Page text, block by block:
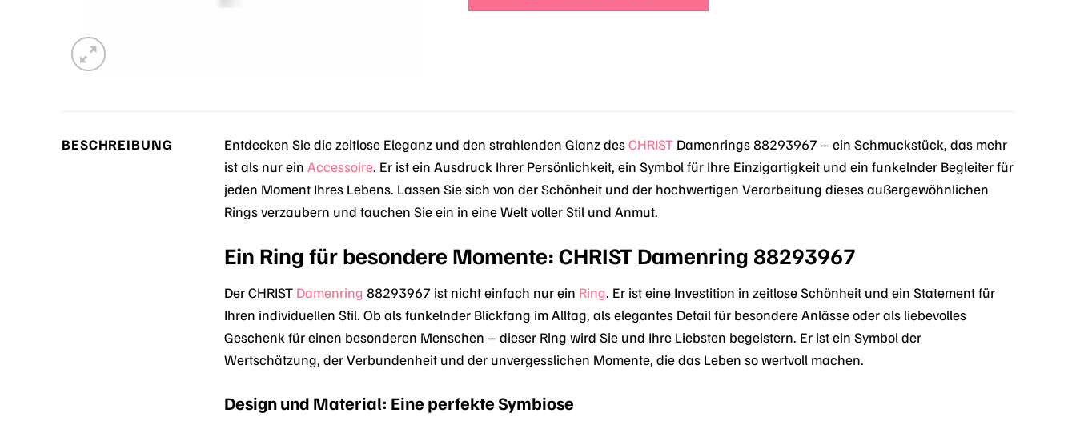
BESCHREIBUNG Entdecken Sie die zeitlose Eleganz und den strahlenden Glanz desCHRIST Damenrings 88293967 – ein Schmuckstück, das mehr
ist als nur einAccessoire. Er ist ein Ausdruck Ihrer Persönlichkeit, ein Symbol für Ihre Einzigartigkeit und ein funkelnder Begleiter für
jeden Moment Ihres Lebens. Lassen Sie sich von der Schönheit und der hochwertigen Verarbeitung dieses außergewöhnlichen
Rings verzaubern und tauchen Sie ein in eine Welt voller Stil und Anmut.
Ein Ring für besondere Momente: CHRIST Damenring 88293967
Der CHRIST Damenring 88293967 ist nicht einfach nur ein Ring. Er ist eine Investition in zeitlose Schönheit und ein Statement für
Ihren individuellen Stil. Ob als funkelnder Blickfang im Alltag, als elegantes Detail für besondere Anlässe oder als liebevolles
Geschenk für einen besonderen Menschen – dieser Ring wird Sie und Ihre Liebsten begeistern. Er ist ein Symbol der
Wertschätzung, der Verbundenheit und der unvergesslichen Momente, die das Leben so wertvoll machen.
Design und Material: Eine perfekte Symbiose